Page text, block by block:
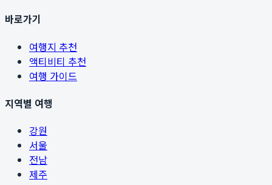
바로가기
여행지 추천
액티비티 추천
여행 가이드
지역별 여행
강원
서울
전남
제주